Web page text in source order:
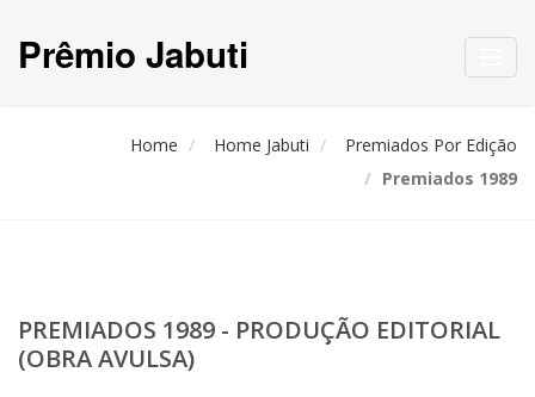
Prêmio Jabuti
Home Home Jabuti
Premiados Por Edição
Premiados 1989
PREMIADOS 1989 - PRODUÇÃO EDITORIAL
(OBRA AVULSA)